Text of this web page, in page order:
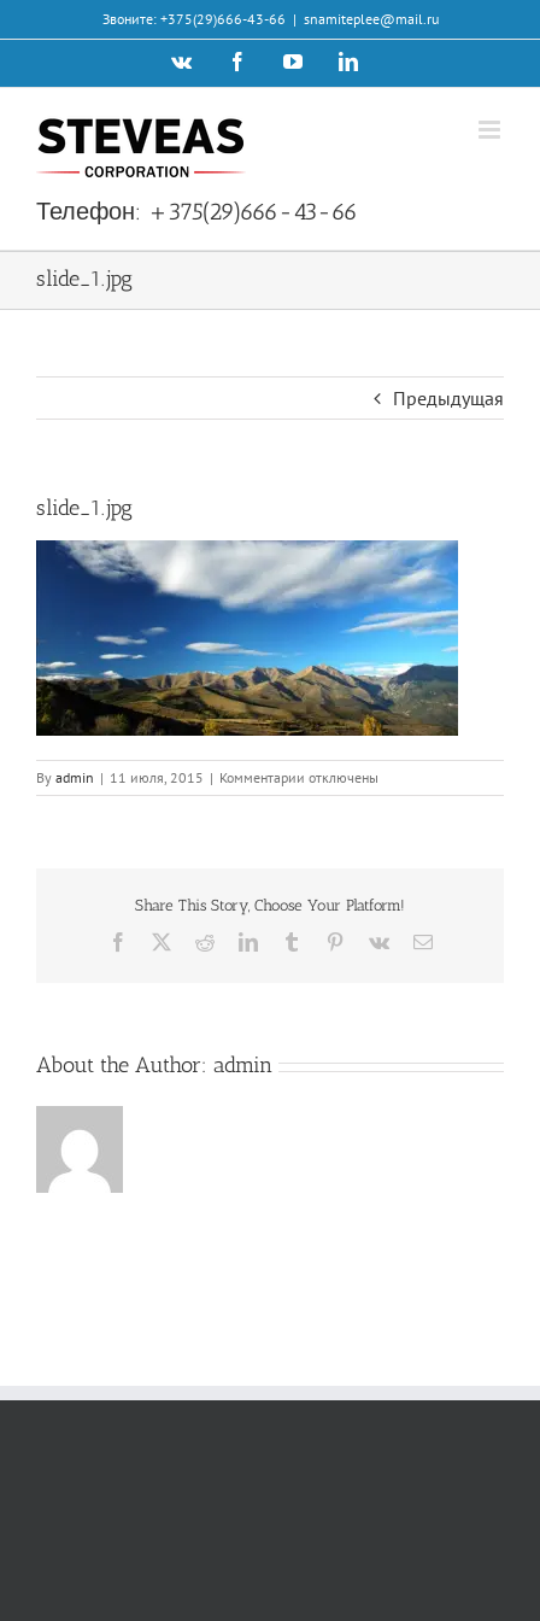
to
Звоните: +375(29)666-43-66 | snamiteplee@mail.ru
Vk FacebookYouTubeLinkedIn
Телефон: +375(29)666-43-66
slide_1.jpg
Предыдущая
slide_1.jpg
By admin | 11 июля, 2015 | Комментарии к
записи
отключены
Share This Story, Choose Your Platform!
Facebook RedditLinkedInTumblr Pinterest
Vk Email
About the Author: admin